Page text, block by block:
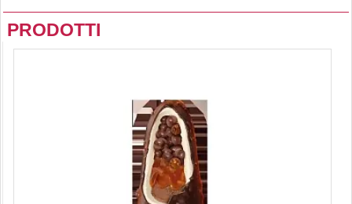
PRODOTTI